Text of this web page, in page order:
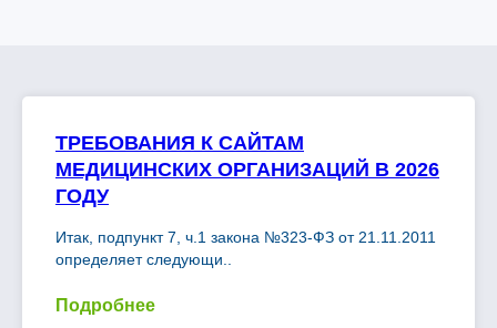
ТРЕБОВАНИЯ К САЙТАМ
МЕДИЦИНСКИХ ОРГАНИЗАЦИЙ В 2026
ГОДУ
Итак, подпункт 7, ч.1 закона №323-ФЗ от 21.11.2011
определяет следующи..
Подробнее